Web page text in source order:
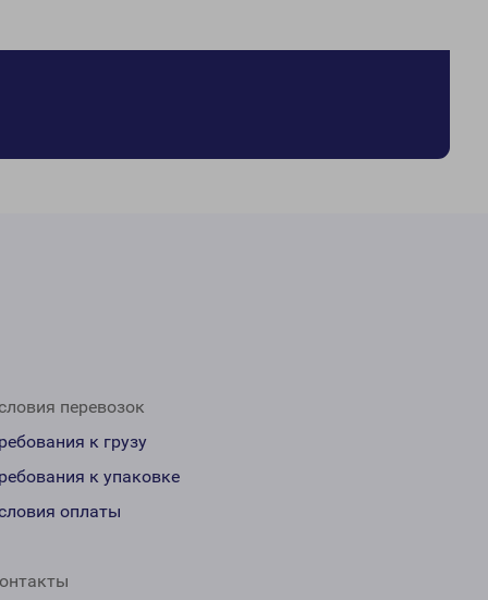
перевозок
к грузу
к упаковке
оплаты